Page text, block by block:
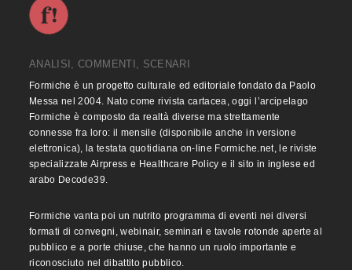
ANALISI, COMMENTI, SCENARI
Formiche è un progetto culturale ed editoriale fondato da Paolo
Messa nel 2004. Nato come rivista cartacea, oggi l’arcipelago
Formiche è composto da realtà diverse ma strettamente
connesse fra loro: il mensile (disponibile anche in versione
elettronica), la testata quotidiana on-line Formiche.net, le riviste
specializzate Airpress e Healthcare Policy e il sito in inglese ed
arabo Decode39.
Formiche vanta poi un nutrito programma di eventi nei diversi
formati di convegni, webinair, seminari e tavole rotonde aperte al
pubblico e a porte chiuse, che hanno un ruolo importante e
riconosciuto nel dibattito pubblico.